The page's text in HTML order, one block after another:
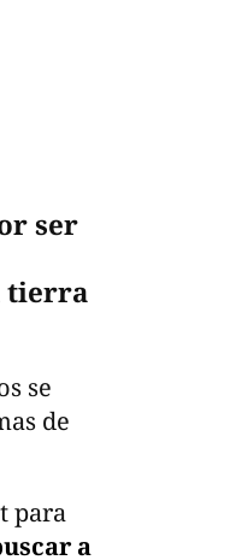
ser
tierra
se
de
para
a